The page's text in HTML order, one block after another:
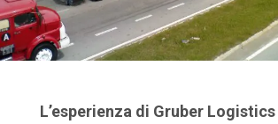
L’esperienza di Gruber Logistics